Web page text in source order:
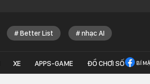
Better List nhạc AI
XE APPS-GAME ĐỒ CHƠI SỐ BÍ